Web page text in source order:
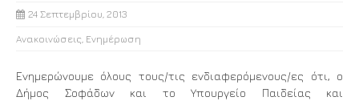
24 Σεπτεμβρίου, 2013
Ανακοινώσεις Ενημέρωση
Ενημερώνουμε όλους τους/τις ενδιαφερόμενους/ες ότι, ο
Δήμος Σοφάδων και το Υπουργείο Παιδείας και